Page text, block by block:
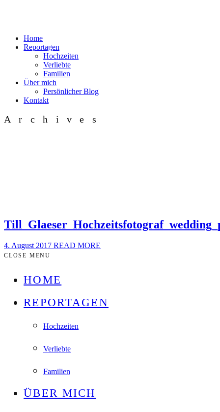
Home
Reportagen
Hochzeiten
Verliebte
Familien
Über mich
Persönlicher Blog
Kontakt
Archives
4. August 2017 READ MORE
CLOSE MENU
HOME
REPORTAGEN
Hochzeiten
Verliebte
Familien
ÜBER MICH